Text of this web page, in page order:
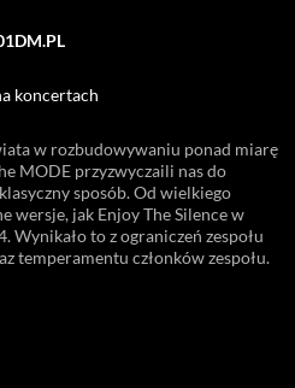
koncertach
w rozbudowywaniu ponad miarę
MODE przyzwyczaili nas do
sposób. Od wielkiego
wersje, jak Enjoy The Silence w
Wynikało to z ograniczeń zespołu
temperamentu członków zespołu.